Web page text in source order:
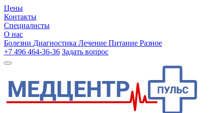
Цены
Контакты
Специалисты
О нас
Болезни Диагностика Лечение Питание Разное
+7 496 464-36-36 Задать вопрос